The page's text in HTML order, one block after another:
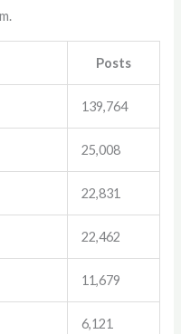
Posts
139,764
25,008
22,831
22,462
11,679
6,121